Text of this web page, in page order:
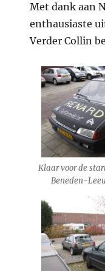
Met dank aan
enthausiaste
Verder Collin
Klaar voor de
Beneden-